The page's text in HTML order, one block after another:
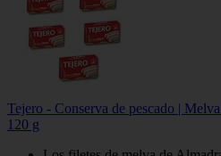
Tejero - Conserva de pescado |
120 g